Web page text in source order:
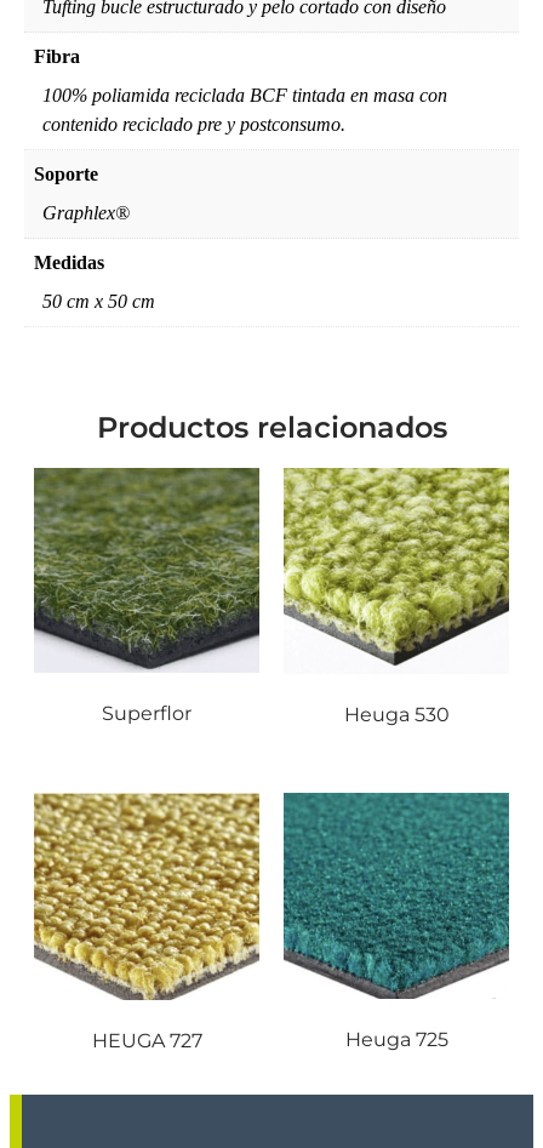
Tufting bucle estructurado y pelo cortado con diseño
Fibra
100% poliamida reciclada BCF tintada en masa con
contenido reciclado pre y postconsumo.
Soporte
Graphlex®
Medidas
50 cm x 50 cm
Productos relacionados
Superflor Heuga 530
HEUGA 727 Heuga 725